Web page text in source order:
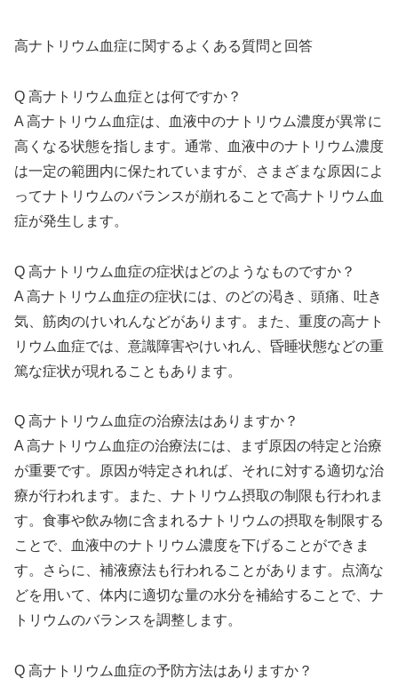
高ナトリウム血症に関するよくある質問と回答
Q 高ナトリウム血症とは何ですか？
A 高ナトリウム血症は、血液中のナトリウム濃度が異常に
高くなる状態を指します。通常、血液中のナトリウム濃度
は一定の範囲内に保たれていますが、さまざまな原因によ
ってナトリウムのバランスが崩れることで高ナトリウム血
症が発生します。
Q 高ナトリウム血症の症状はどのようなものですか？
A 高ナトリウム血症の症状には、のどの渇き、頭痛、吐き
気、筋肉のけいれんなどがあります。また、重度の高ナト
リウム血症では、意識障害やけいれん、昏睡状態などの重
篤な症状が現れることもあります。
Q 高ナトリウム血症の治療法はありますか？
A 高ナトリウム血症の治療法には、まず原因の特定と治療
が重要です。原因が特定されれば、それに対する適切な治
療が行われます。また、ナトリウム摂取の制限も行われま
す。食事や飲み物に含まれるナトリウムの摂取を制限する
ことで、血液中のナトリウム濃度を下げることができま
す。さらに、補液療法も行われることがあります。点滴な
どを用いて、体内に適切な量の水分を補給することで、ナ
トリウムのバランスを調整します。
Q 高ナトリウム血症の予防方法はありますか？